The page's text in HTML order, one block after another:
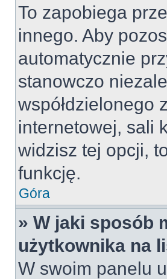
To zapobiega
innego. Aby
automatycznie
stanowczo
współdzielonego
internetowej, sali
widzisz tej opcji,
funkcję.
Góra
» W jaki sposób
użytkownika na
W swoim panelu